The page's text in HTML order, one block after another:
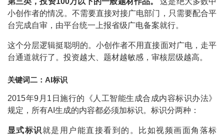
小创作者的情况。不需要直接对接广电部门，只需要配合平
台完成自审，由平台统一上报省级广电备案就行。
这个分层逻辑挺聪明的。小创作者不用直接面对广电，走平
台通道就行了。投资越大、题材越敏感，审核层级越高。
关键词二：AI标识
2015年9月1日施行的《人工智能生成合成内容标识办法》
规定，所有AI生成的内容都必须加标识。标识分两种：
显式标识 就是用户能直接看到的。比如视频画面角落标